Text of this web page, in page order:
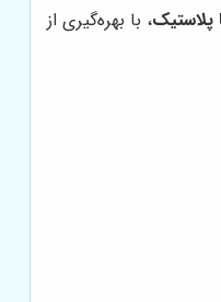
پلاستیک، با بهره‌گیری از